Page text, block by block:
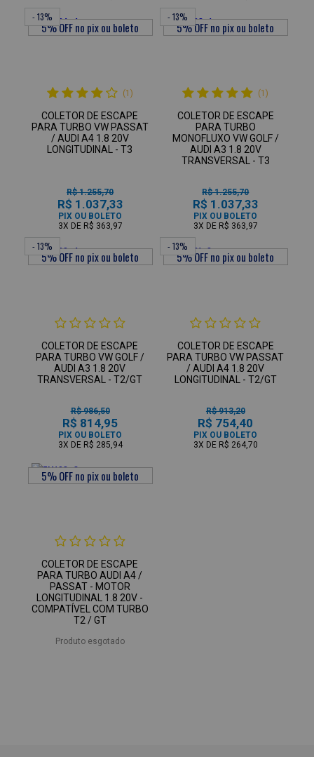
- 13%
(1)
COLETOR DE ESCAPE
PARA TURBO VW PASSAT
/ AUDI A4 1.8 20V
LONGITUDINAL - T3
R$ 1.255,70
R$ 1.037,33
PIX OU BOLETO
3X DE R$ 363,97
- 13%
(1)
COLETOR DE ESCAPE
PARA TURBO
MONOFLUXO VW GOLF /
AUDI A3 1.8 20V
TRANSVERSAL - T3
R$ 1.255,70
R$ 1.037,33
PIX OU BOLETO
3X DE R$ 363,97
- 13%
COLETOR DE ESCAPE
PARA TURBO VW GOLF /
AUDI A3 1.8 20V
TRANSVERSAL - T2/GT
R$ 986,50
R$ 814,95
PIX OU BOLETO
3X DE R$ 285,94
- 13%
COLETOR DE ESCAPE
PARA TURBO VW PASSAT
/ AUDI A4 1.8 20V
LONGITUDINAL - T2/GT
R$ 913,20
R$ 754,40
PIX OU BOLETO
3X DE R$ 264,70
COLETOR DE ESCAPE
PARA TURBO AUDI A4 /
PASSAT - MOTOR
LONGITUDINAL 1.8 20V -
COMPATÍVEL COM TURBO
T2 / GT
Produto esgotado